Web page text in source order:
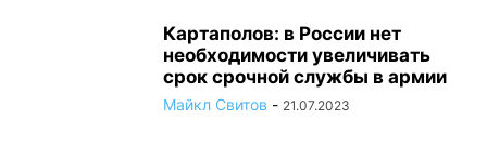
Картаполов: в России нет
необходимости увеличивать
срок срочной службы в армии
Майкл Свитов - 21.07.2023